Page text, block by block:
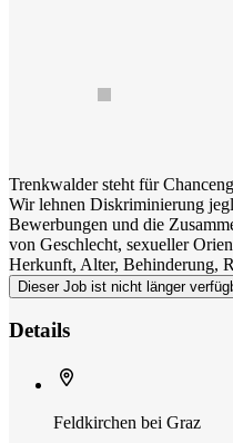
Trenkwalder steht für
Wir lehnen Diskriminierung
Bewerbungen und die
von Geschlecht, sexueller
Herkunft, Alter, Behinderung,
Dieser Job ist nicht länger
Details
Feldkirchen bei Graz